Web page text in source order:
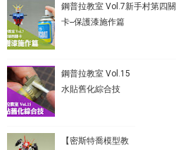
鋼普拉教室 Vol.7新手村第四關
卡--保護漆施作篇
鋼普拉教室 Vol.15
水貼舊化綜合技
【密斯特喬模型教